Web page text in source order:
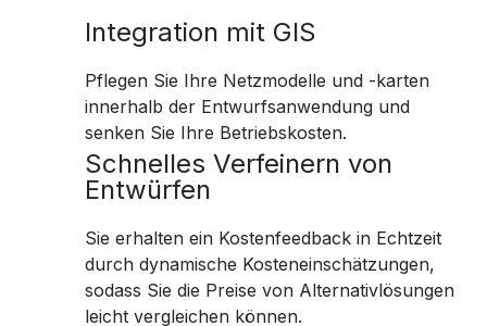
Integration mit GIS
Pflegen Sie Ihre Netzmodelle und -karten
innerhalb der Entwurfsanwendung und
senken Sie Ihre Betriebskosten.
Schnelles Verfeinern von
Entwürfen
Sie erhalten ein Kostenfeedback in Echtzeit
durch dynamische Kosteneinschätzungen,
sodass Sie die Preise von Alternativlösungen
leicht vergleichen können.